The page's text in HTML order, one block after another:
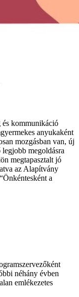
és kommunikáció
anyukaként
mozgásban van, új
megoldásra
megtapasztalt jó
az Alapítvány
a
néhány évben
emlékezetes